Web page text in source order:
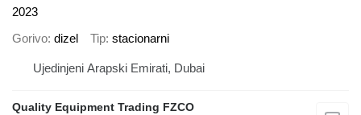
2023
Gorivo dizel Tip stacionarni
Ujedinjeni Arapski Emirati, Dubai
Quality Equipment Trading FZCO